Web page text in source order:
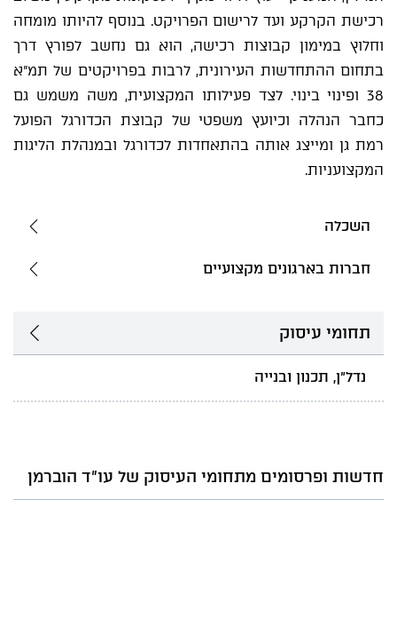
רכישת הקרקע ועד לרישום הפרויקט. בנוסף להיותו מומחה
וחלוץ במימון קבוצות רכישה, הוא גם נחשב לפורץ דרך
בתחום ההתחדשות העירונית, לרבות בפרויקטים של תמ"א
38 ופינוי בינוי. לצד פעילותו המקצועית, משה משמש גם
כחבר הנהלה וכיועץ משפטי של קבוצת הכדורגל הפועל
רמת גן ומייצג אותה בהתאחדות לכדורגל ובמנהלת הליגות
המקצועניות.
השכלה
חברות בארגונים מקצועיים
תחומי עיסוק
נדל"ן, תכנון ובנייה
חדשות ופרסומים מתחומי העיסוק של עו"ד הוברמן